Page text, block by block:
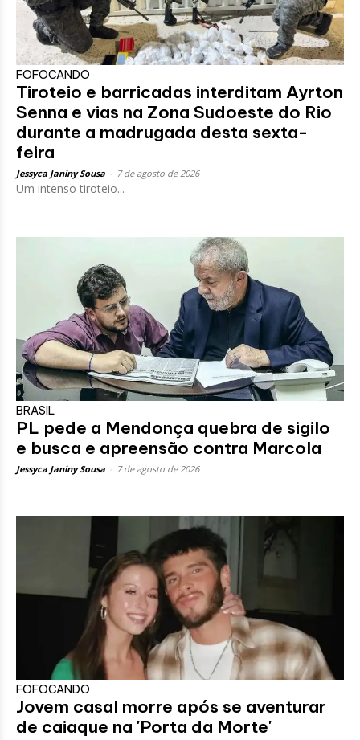
FOFOCANDO
Tiroteio e barricadas interditam Ayrton
Senna e vias na Zona Sudoeste do Rio
durante a madrugada desta sexta-
feira
Jessyca Janiny Sousa 7 de agosto de 2026
Um intenso tiroteio...
BRASIL
PL pede a Mendonça quebra de sigilo
e busca e apreensão contra Marcola
Jessyca Janiny Sousa 7 de agosto de 2026
FOFOCANDO
Jovem casal morre após se aventurar
de caiaque na 'Porta da Morte'